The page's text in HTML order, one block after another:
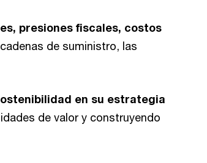
presiones fiscales, costos
de suministro, las
en su estrategia
de valor y construyendo